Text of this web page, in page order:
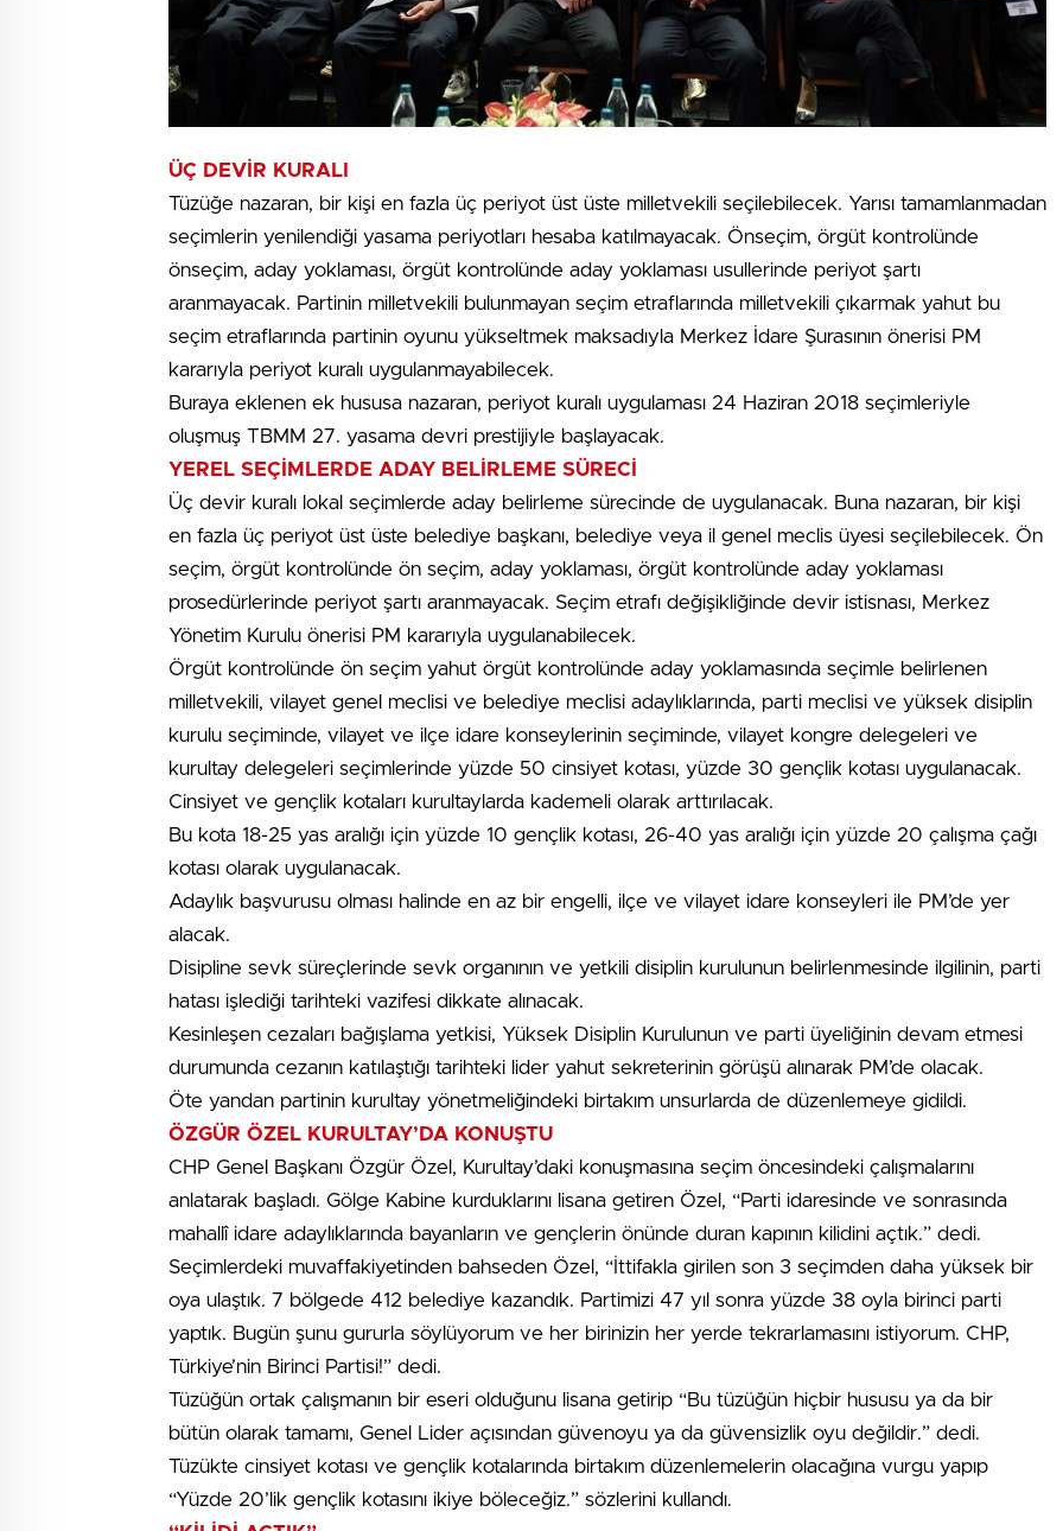
ÜÇ DEVİR KURALI
Tüzüğe nazaran, bir kişi en fazla üç periyot üst üste milletvekili seçilebilecek. Yarısı tamamlanmadan
seçimlerin yenilendiği yasama periyotları hesaba katılmayacak. Önseçim, örgüt kontrolünde
önseçim, aday yoklaması, örgüt kontrolünde aday yoklaması usullerinde periyot şartı
aranmayacak. Partinin milletvekili bulunmayan seçim etraflarında milletvekili çıkarmak yahut bu
seçim etraflarında partinin oyunu yükseltmek maksadıyla Merkez İdare Şurasının önerisi PM
kararıyla periyot kuralı uygulanmayabilecek.
Buraya eklenen ek hususa nazaran, periyot kuralı uygulaması 24 Haziran 2018 seçimleriyle
oluşmuş TBMM 27. yasama devri prestijiyle başlayacak.
YEREL SEÇİMLERDE ADAY BELİRLEME SÜRECİ
Üç devir kuralı lokal seçimlerde aday belirleme sürecinde de uygulanacak. Buna nazaran, bir kişi
en fazla üç periyot üst üste belediye başkanı, belediye veya il genel meclis üyesi seçilebilecek. Ön
seçim, örgüt kontrolünde ön seçim, aday yoklaması, örgüt kontrolünde aday yoklaması
prosedürlerinde periyot şartı aranmayacak. Seçim etrafı değişikliğinde devir istisnası, Merkez
Yönetim Kurulu önerisi PM kararıyla uygulanabilecek.
Örgüt kontrolünde ön seçim yahut örgüt kontrolünde aday yoklamasında seçimle belirlenen
milletvekili, vilayet genel meclisi ve belediye meclisi adaylıklarında, parti meclisi ve yüksek disiplin
kurulu seçiminde, vilayet ve ilçe idare konseylerinin seçiminde, vilayet kongre delegeleri ve
kurultay delegeleri seçimlerinde yüzde 50 cinsiyet kotası, yüzde 30 gençlik kotası uygulanacak.
Cinsiyet ve gençlik kotaları kurultaylarda kademeli olarak arttırılacak.
Bu kota 18-25 yas aralığı için yüzde 10 gençlik kotası, 26-40 yas aralığı için yüzde 20 çalışma çağı
kotası olarak uygulanacak.
Adaylık başvurusu olması halinde en az bir engelli, ilçe ve vilayet idare konseyleri ile PM’de yer
alacak.
Disipline sevk süreçlerinde sevk organının ve yetkili disiplin kurulunun belirlenmesinde ilgilinin, parti
hatası işlediği tarihteki vazifesi dikkate alınacak.
Kesinleşen cezaları bağışlama yetkisi, Yüksek Disiplin Kurulunun ve parti üyeliğinin devam etmesi
durumunda cezanın katılaştığı tarihteki lider yahut sekreterinin görüşü alınarak PM’de olacak.
Öte yandan partinin kurultay yönetmeliğindeki birtakım unsurlarda de düzenlemeye gidildi.
ÖZGÜR ÖZEL KURULTAY’DA KONUŞTU
CHP Genel Başkanı Özgür Özel, Kurultay’daki konuşmasına seçim öncesindeki çalışmalarını
anlatarak başladı. Gölge Kabine kurduklarını lisana getiren Özel, “Parti idaresinde ve sonrasında
mahallî idare adaylıklarında bayanların ve gençlerin önünde duran kapının kilidini açtık.” dedi.
Seçimlerdeki muvaffakiyetinden bahseden Özel, “İttifakla girilen son 3 seçimden daha yüksek bir
oya ulaştık. 7 bölgede 412 belediye kazandık. Partimizi 47 yıl sonra yüzde 38 oyla birinci parti
yaptık. Bugün şunu gururla söylüyorum ve her birinizin her yerde tekrarlamasını istiyorum. CHP,
Türkiye’nin Birinci Partisi!” dedi.
Tüzüğün ortak çalışmanın bir eseri olduğunu lisana getirip “Bu tüzüğün hiçbir hususu ya da bir
bütün olarak tamamı, Genel Lider açısından güvenoyu ya da güvensizlik oyu değildir.” dedi.
Tüzükte cinsiyet kotası ve gençlik kotalarında birtakım düzenlemelerin olacağına vurgu yapıp
“Yüzde 20’lik gençlik kotasını ikiye böleceğiz.” sözlerini kullandı.